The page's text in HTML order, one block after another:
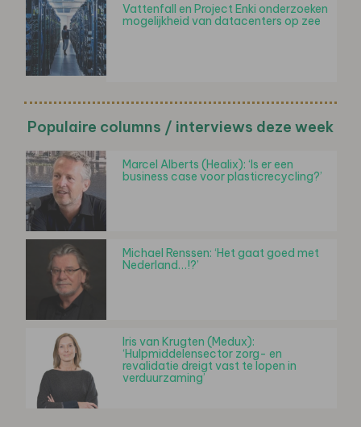
Vattenfall en Project Enki onderzoeken
mogelijkheid van datacenters op zee
Populaire columns / interviews deze week
Marcel Alberts (Healix): ‘Is er een
business case voor plasticrecycling?’
Michael Renssen: ‘Het gaat goed met
Nederland…!?’
Iris van Krugten (Medux):
‘Hulpmiddelensector zorg- en
revalidatie dreigt vast te lopen in
verduurzaming’